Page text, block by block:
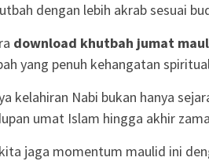
dengan lebih akrab sesuai
download khutbah jumat
yang penuh kehangatan
kelahiran Nabi bukan hanya
umat Islam hingga akhir
jaga momentum maulid ini